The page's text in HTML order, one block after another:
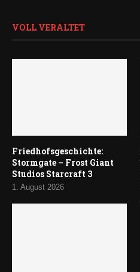
VOLL VERALTET
Friedhofsgeschichte:
Stormgate – Frost Giant
Studios Starcraft 3
1. August 2026